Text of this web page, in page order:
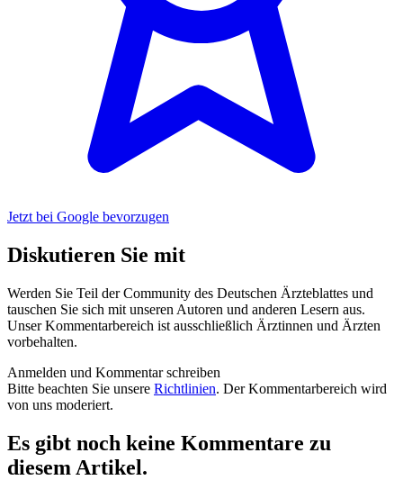
Jetzt bei Google bevorzugen
Diskutieren Sie mit
Werden Sie Teil der Community des Deutschen Ärzteblattes und
tauschen Sie sich mit unseren Autoren und anderen Lesern aus.
Unser Kommentarbereich ist ausschließlich Ärztinnen und Ärzten
vorbehalten.
Anmelden und Kommentar schreiben
Bitte beachten Sie unsere Richtlinien. Der Kommentarbereich wird
von uns moderiert.
Es gibt noch keine Kommentare zu
diesem Artikel.